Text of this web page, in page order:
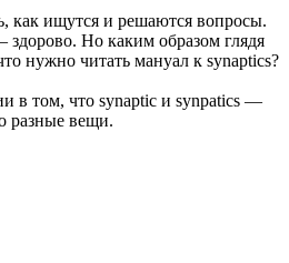
как ищутся и решаются вопросы.
здорово. Но каким образом глядя
нужно читать мануал к synaptics?
в том, что synaptic и synpatics —
разные вещи.